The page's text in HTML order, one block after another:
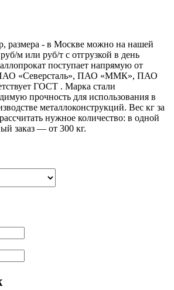
размера - в Москве можно на нашей
м или руб/т с отгрузкой в день
поступает напрямую от
«Северсталь», ПАО «ММК», ПАО
ГОСТ . Марка стали
прочность для использования в
металлоконструкций. Вес кг за
нужное количество: в одной
заказ — от 300 кг.